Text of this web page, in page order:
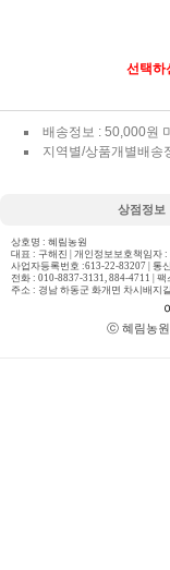
선택하
배송정보 : 50,000원
지역별/상품개별배송
상점정보
상호명 : 혜림농원
대표 : 구해진 | 개인정보보호책임자 :
사업자등록번호 :613-22-83207 | 통
전화 : 010-8837-3131, 884-4711 | 팩
주소 : 경남 하동군 화개면 차시배지
ⓒ 혜림농원